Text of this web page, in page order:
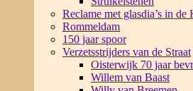
Reclame met glasdia’s in
Rommeldam
150 jaar spoor
Verzetsstrijders van de Straat
Oisterwijk 70 jaar
Willem van Baast